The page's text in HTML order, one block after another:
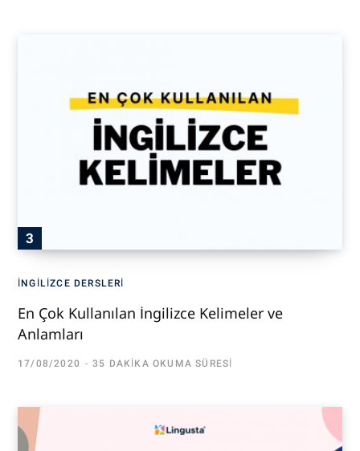
İNGILIZCE DERSLERI
En Çok Kullanılan İngilizce Kelimeler ve
Anlamları
17/08/2020 35 DAKIKA OKUMA SÜRESI